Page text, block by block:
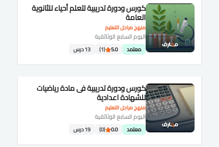
منهج مراحل التعليم
كورس ودورة تدريبية لتعلم أحياء للثانوية
العامة
اليوم السابع الوثائقية
معتمد 5.0
(1) 13 درس
منهج مراحل التعليم
كورس ودورة تدريبية فى مادة رياضيات
للشهادة اعدادية
اليوم السابع الوثائقية
معتمد 0.0
(0) 19 درس